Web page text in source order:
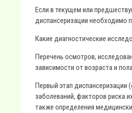
Если в текущем или
диспансеризации
Какие диагностические
Перечень осмотров,
зависимости от возраста и
Первый этап диспансеризации
заболеваний, факторов риска
также определения